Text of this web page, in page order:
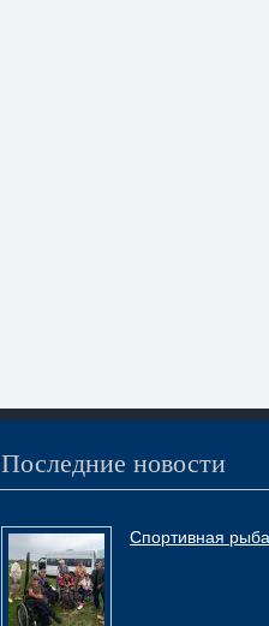
Последние новости
Спортивная